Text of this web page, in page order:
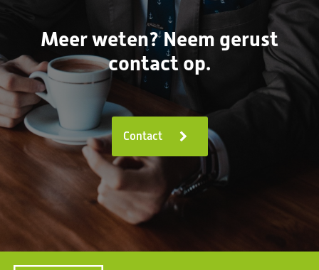
Meer weten? Neem gerust
contact op.
Contact